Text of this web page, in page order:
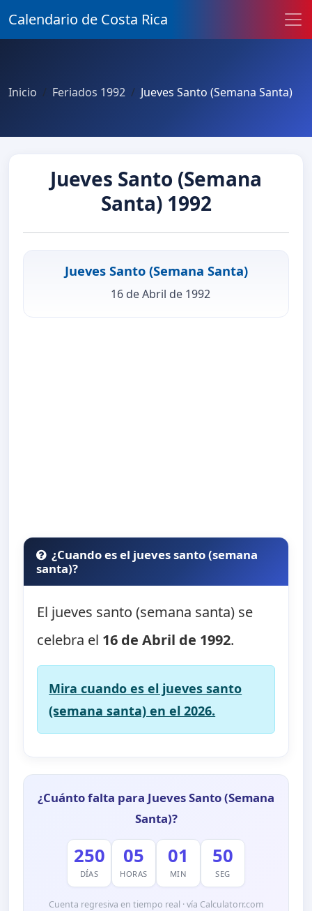
Calendario de Costa Rica
Inicio Feriados 1992 Jueves Santo (Semana Santa)
Jueves Santo (Semana
Santa) 1992
Jueves Santo (Semana Santa)
16 de Abril de 1992
¿Cuando es el jueves santo (semana
santa)?
El jueves santo (semana santa) se
celebra el 16 de Abril de 1992.
Mira cuando es el jueves santo
(semana santa) en el 2026.
¿Cuánto falta para Jueves Santo (Semana
Santa)?
250
DÍAS
05
HORAS
01
MIN
50
SEG
Cuenta regresiva en tiempo real · vía Calculatorr.com